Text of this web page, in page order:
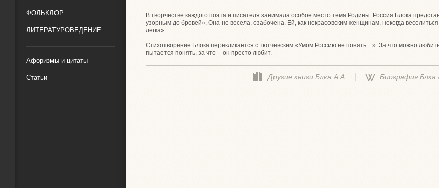
ФОЛЬКЛОР
ЛИТЕРАТУРОВЕДЕНИЕ
Афоризмы и цитаты
Статьи
В творчестве каждого поэта и писателя занимала особое место тема Родины. Россия Блока
узорным до бровей». Она не весела, озабочена. Ей, как некрасовским женщинам, некогда
легка».
Стихотворение Блока перекликается с тютчевским «Умом Россию не понять…». За что можно
пытается понять, за что – он просто любит.
Другие книги Блка А.А. Биография Блка